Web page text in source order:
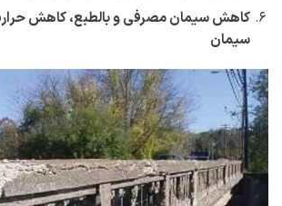
کاهش سیمان مصرفی و بالطبع، کاهش
سیمان